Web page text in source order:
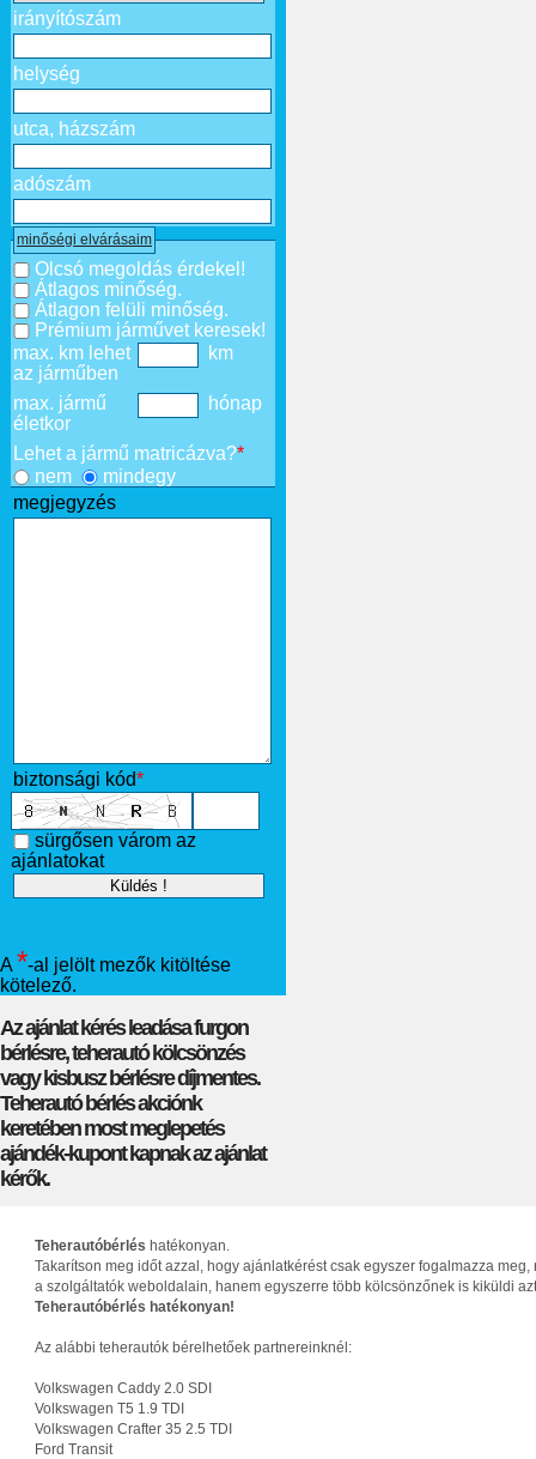
irányítószám
helység
utca, házszám
adószám
minőségi elvárásaim
Olcsó megoldás érdekel!
Átlagos minőség.
Átlagon felüli minőség.
Prémium járművet keresek!
max. km lehet
az járműben
km
max. jármű
életkor
hónap
Lehet a jármű matricázva?*
nem
mindegy
megjegyzés
biztonsági kód*
sürgősen várom az
ajánlatokat
A *-al jelölt mezők kitöltése
kötelező.
Az ajánlat kérés leadása furgon
bérlésre, teherautó kölcsönzés
vagy kisbusz bérlésre díjmentes.
Teherautó bérlés akciónk
keretében most meglepetés
ajándék-kupont kapnak az ajánlat
kérők.
Teherautóbérlés hatékonyan.
Takarítson meg időt azzal, hogy ajánlatkérést csak egyszer fogalmazza
a szolgáltatók weboldalain, hanem egyszerre több kölcsönzőnek is kiküldi
Teherautóbérlés hatékonyan!
Az alábbi teherautók bérelhetőek partnereinknél:
Volkswagen Caddy 2.0 SDI
Volkswagen T5 1.9 TDI
Volkswagen Crafter 35 2.5 TDI
Ford Transit